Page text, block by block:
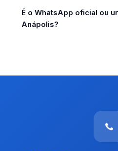
É o WhatsApp oficial ou
Anápolis?